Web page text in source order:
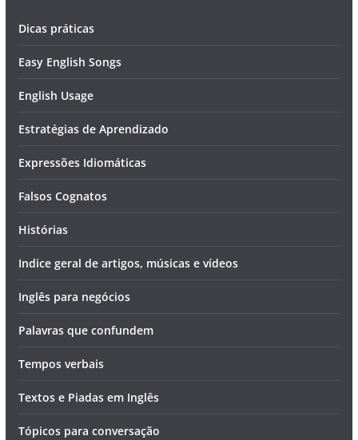
Dicas práticas
Easy English Songs
English Usage
Estratégias de Aprendizado
Expressões Idiomáticas
Falsos Cognatos
Histórias
Indice geral de artigos, músicas e vídeos
Inglês para negócios
Palavras que confundem
Tempos verbais
Textos e Piadas em Inglês
Tópicos para conversação